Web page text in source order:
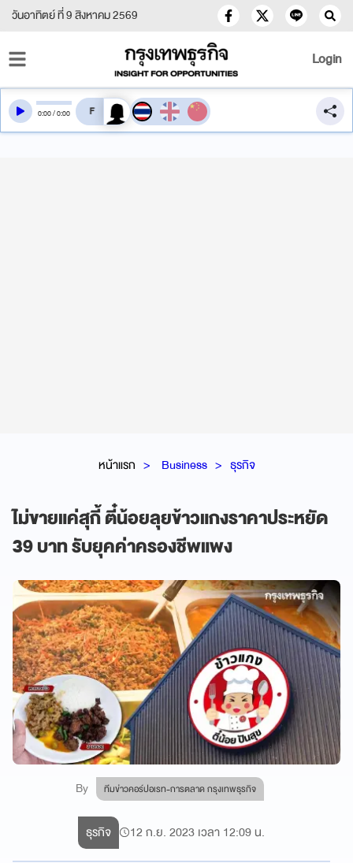
วันอาทิตย์ ที่ 9 สิงหาคม 2569
Login
หน้าแรก Business ธุรกิจ
ไม่ขายแค่สุกี้ ตี๋น้อยลุยข้าวแกงราคาประหยัด
39 บาท รับยุคค่าครองชีพแพง
By ทีมข่าวคอร์ปอเรท-การตลาด กรุงเทพธุรกิจ
0:00/0:00 สลับเสียงอ่าน
ธุรกิจ 12 ก.ย. 2023 เวลา 12:09 น.